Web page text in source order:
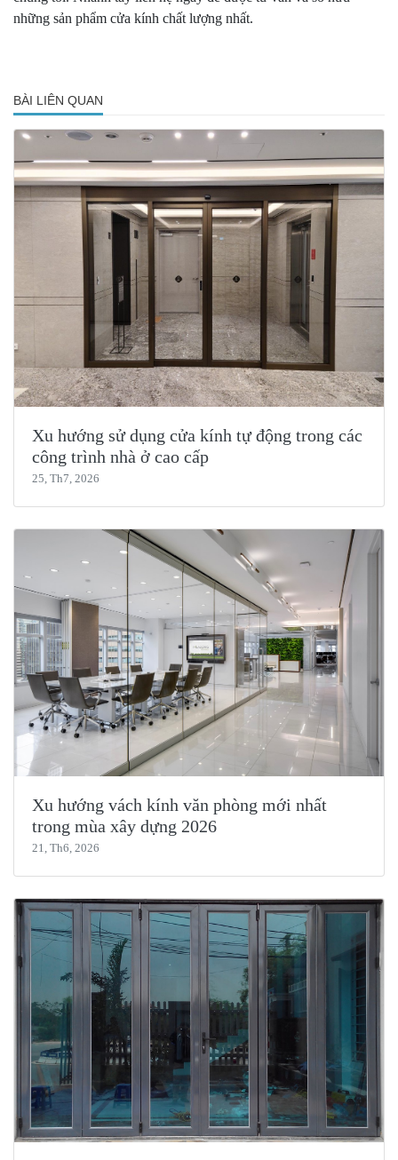
những sản phẩm cửa kính chất lượng nhất.
BÀI LIÊN QUAN
Xu hướng sử dụng cửa kính tự động trong các
công trình nhà ở cao cấp
25, Th7, 2026
Xu hướng vách kính văn phòng mới nhất
trong mùa xây dựng 2026
21, Th6, 2026